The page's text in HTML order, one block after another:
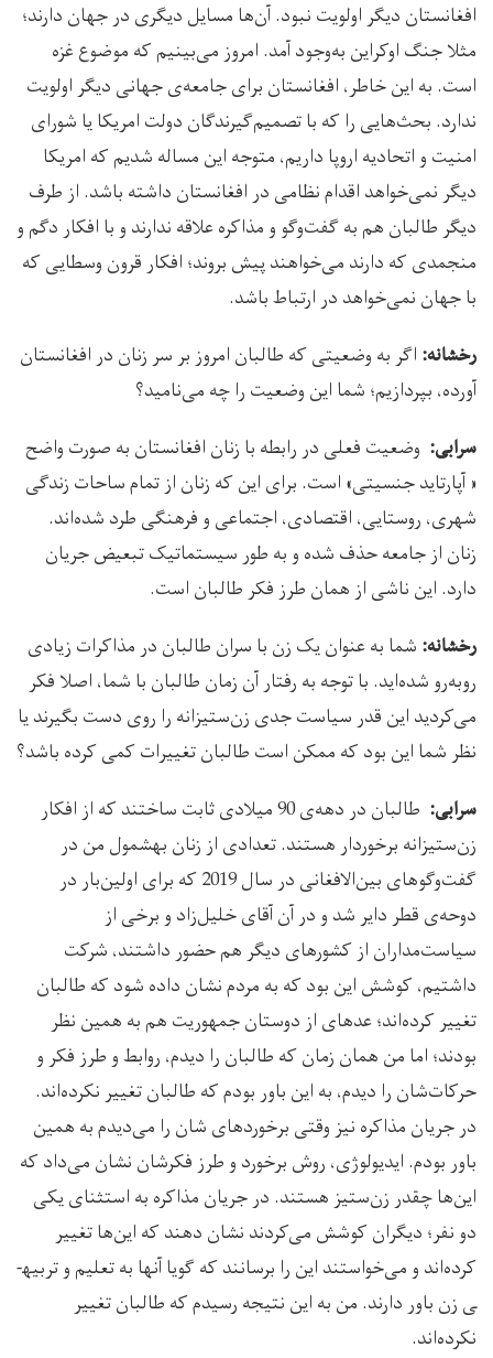
افغانستان دیگر اولویت نبود. آن‌ها مسایل دیگری در جهان دارند؛
مثلا جنگ اوکراین به‌وجود آمد. امروز می‌بینیم که موضوع غزه
است. به این خاطر، افغانستان برای جامعه‌ی جهانی دیگر اولویت
ندارد. بحث‌هایی را که با تصمیم‌گیرندگان دولت امریکا یا شورای
امنیت و اتحادیه اروپا داریم، متوجه این مساله شدیم که امریکا
دیگر نمی‌خواهد اقدام نظامی در افغانستان داشته باشد. از طرف
دیگر طالبان هم به گفت‌وگو و مذاکره علاقه ندارند و با افکار دگم و
منجمدی که دارند می‌خواهند پیش بروند؛ افکار قرون وسطایی که
با جهان نمی‌خواهد در ارتباط باشد.
رخشانه: اگر به وضعیتی که طالبان امروز بر سر زنان در افغانستان
آورده، بپردازیم؛ شما این وضعیت را چه می‌نامید؟
سرابی: وضعیت فعلی در رابطه با زنان افغانستان به صورت واضح
« آپارتاید جنسیتی» است. برای این که زنان از تمام ساحات زندگی
شهری، روستایی، اقتصادی، اجتماعی و فرهنگی طرد شده‌اند.
زنان از جامعه حذف شده و به طور سیستماتیک تبعیض جریان
دارد. این ناشی از همان طرز فکر طالبان است.
رخشانه: شما به عنوان یک زن با سران طالبان در مذاکرات‌ زیادی
روبه‌رو شده‌اید. با توجه به رفتار آن زمان طالبان با شما، اصلا فکر
می‌کردید این قدر سیاست جدی زن‌ستیزانه را روی دست بگیرند یا
نظر شما این بود که ممکن است طالبان تغییرات کمی کرده باشد؟
سرابی:
طالبان در دهه‌ی 90 میلادی ثابت ساختند که از افکار
زن‌ستیزانه برخوردار هستند. تعدادی از زنان به­شمول من در
گفت‌وگوهای بین‌الافغانی در سال 2019 که برای اولین‌بار در
دوحه‌ی قطر دایر شد و در آن آقای خلیل‌زاد و برخی از
سیاست‌مداران از کشورهای دیگر هم حضور داشتند، شرکت
داشتیم، کوشش این بود که به مردم نشان داده شود که طالبان
تغییر کرده‌اند؛ عده­ای از دوستان جمهوریت هم به همین نظر
بودند؛ اما من همان زمان که طالبان را دیدم، روابط و طرز فکر و
حرکات‌شان را دیدم، به این باور بودم که طالبان تغییر نکرده‌اند.
در جریان مذاکره نیز وقتی برخوردهای شان را می‌دیدم به همین
باور بودم. ایدیولوژی، روش برخورد و طرز فکرشان نشان می‌داد که
این‌ها چقدر زن‌ستیز هستند. در جریان مذاکره به استثنای یکی
دو نفر؛ دیگران کوشش می‌کردند نشان دهند که این‌ها تغییر
کرده‌اند و می‌خواستند این را برسانند که گویا آنها به تعلیم و تربیه­
ی زن باور دارند. من به این نتیجه رسیدم که طالبان تغییر
نکرده‌اند.